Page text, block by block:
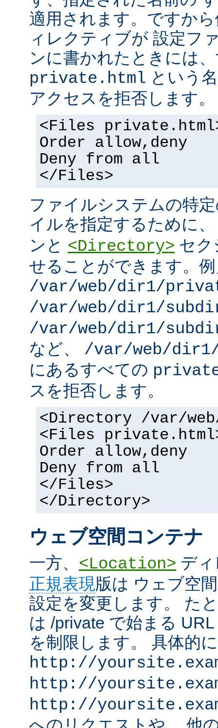
適用されます。ですか
ィレクティブが 設定フ
ンに書かれたときには
private.html という
アクセスを拒否します。
<Files
Order allow,deny
Deny from all
</Files>
ファイルシステムの特
イルを指定するために
ンと <Directory> セク
せることができます。
/var/web/dir1/
/var/web/dir1/
/var/web/dir1/
など、 /var/web/
にあるすべての
スを拒否します。
<Directory /var/
<Files
Order allow,deny
Deny from all
</Files>
</Directory>
ウェブ空間コンテナ
一方、 <Location> デ
正規表現版は ウェブ空
設定を変更します。 た
は /private で始まる
を制限します。 具体的
http://
http://
http://